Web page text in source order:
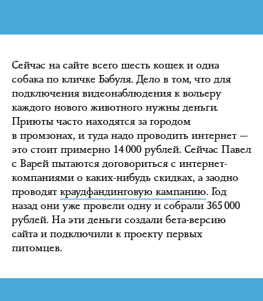
Сейчас на сайте всего шесть кошек и одна
собака по кличке Бабуля. Дело в том, что для
подключения видеонаблюдения к вольеру
каждого нового животного нужны деньги.
Приюты часто находятся за городом
в промзонах, и туда надо проводить интернет —
это стоит примерно 14 000 рублей. Сейчас Павел
с Варей пытаются договориться с интернет-
компаниями о каких-нибудь скидках, а заодно
проводяткраудфандинговую кампанию. Год
назад они уже провели одну и собрали 365 000
рублей. На эти деньги создали бета-версию
сайта и подключили к проекту первых
питомцев.